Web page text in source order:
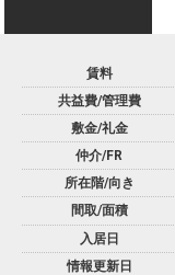
賃料
共益費/管理費
敷金/礼金
仲介/FR
所在階/向き
間取/面積
入居日
情報更新日